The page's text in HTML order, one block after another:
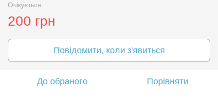
Очікується
200 грн
Повідомити, коли з'явиться
До обраного Порівняти